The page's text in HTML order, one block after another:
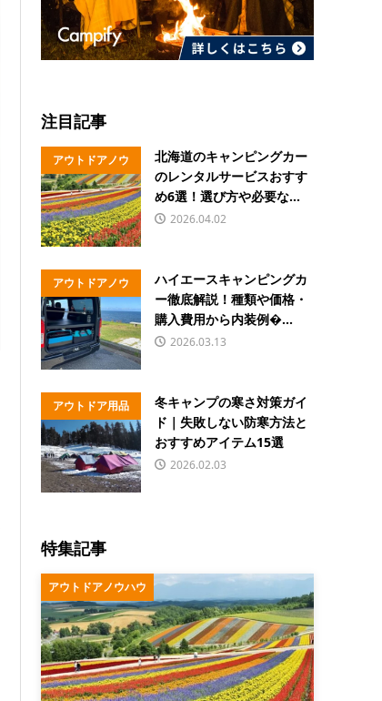
注目記事
アウトドアノウ
ハウ
北海道のキャンピングカー
のレンタルサービスおすす
め6選！選び方や必要な...
2026.04.02
アウトドアノウ
ハウ
ハイエースキャンピングカ
ー徹底解説！種類や価格・
購入費用から内装例�...
2026.03.13
アウトドア用品
冬キャンプの寒さ対策ガイ
ド｜失敗しない防寒方法と
おすすめアイテム15選
2026.02.03
特集記事
アウトドアノウハウ